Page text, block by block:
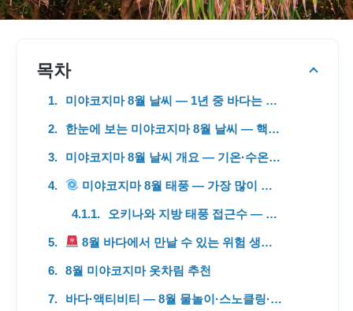
목차
미야코지마 8월 날씨 — 1년 중 바다는 최고, 단 태풍 시즌은 피크
한눈에 보는 미야코지마 8월 날씨 — 핵심 정보 매칭표
미야코지마 8월 날씨 개요 — 기온·수온·습도·일조시간
미야코지마 8월 태풍 — 가장 많이 접근하는 피크 시즌
오키나와 지방 태풍 접근수 — 미야코지마 직접 영향 (출처: JMA)
8월 바다에서 만날 수 있는 위험 생물 주의
8월 미야코지마 옷차림 추천
바다·액티비티 — 8월 물놀이·스노클링·다이빙 적합도